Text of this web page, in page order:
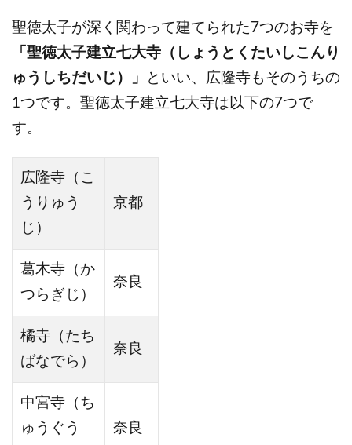
聖徳太子が深く関わって建てられた7つのお寺を
「聖徳太子建立七大寺（しょうとくたいしこんり
ゅうしちだいじ）」
といい、広隆寺もそのうちの
1つです。聖徳太子建立七大寺は以下の7つで
す。
広隆寺（こ
うりゅう
じ）
京都
葛木寺（か
つらぎじ）
奈良
橘寺（たち
ばなでら）
奈良
中宮寺（ち
ゅうぐう
奈良